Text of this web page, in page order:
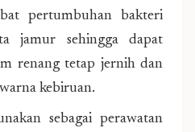
pertumbuhan bakteri
jamur sehingga dapat
renang tetap jernih dan
kebiruan.
sebagai perawatan